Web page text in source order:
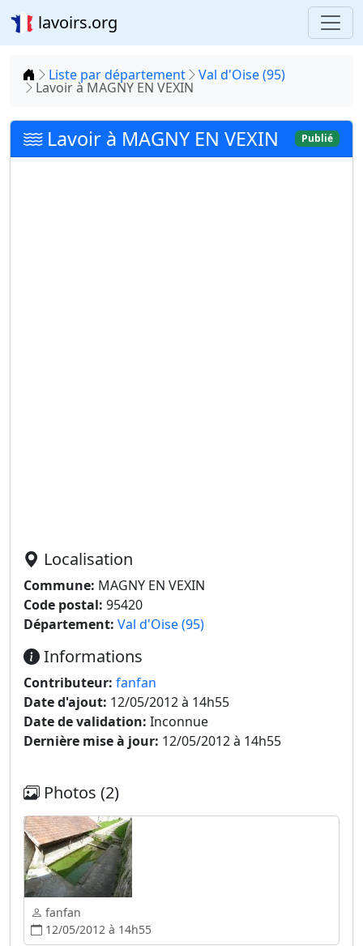
lavoirs.org
Accueil
Liste par département Val d'Oise (95)
Lavoir à MAGNY EN VEXIN
Lavoir à MAGNY EN VEXIN Publié
Localisation
Commune: MAGNY EN VEXIN
Code postal: 95420
Département: Val d'Oise (95)
Informations
Contributeur: fanfan
Date d'ajout: 12/05/2012 à 14h55
Date de validation: Inconnue
Dernière mise à jour: 12/05/2012 à 14h55
Photos (2)
fanfan
12/05/2012 à 14h55